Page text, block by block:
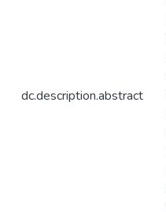
dc.description.abstract